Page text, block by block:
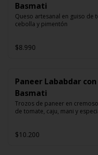
Basmati
Queso artesanal en guiso de
cebolla y pimentón
$8.990
Paneer Lababdar
Basmati
Trozos de paneer en
de tomate, caju, mani y
$10.200